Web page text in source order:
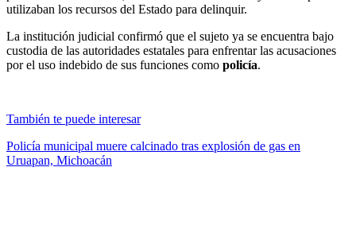
utilizaban los recursos del Estado para delinquir.
La institución judicial confirmó que el sujeto ya se encuentra bajo
custodia de las autoridades estatales para enfrentar las acusaciones
por el uso indebido de sus funciones como policía.
También te puede interesar
Policía municipal muere calcinado tras explosión de gas en
Uruapan, Michoacán